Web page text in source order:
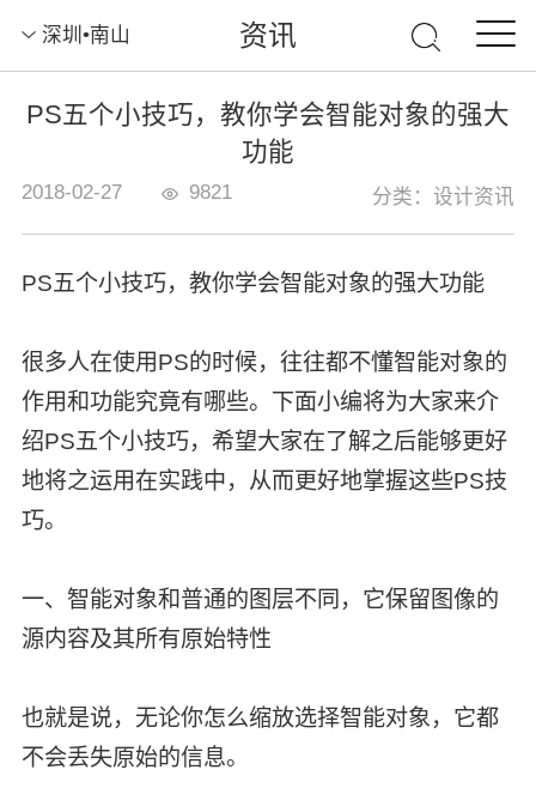
深圳•南山 资讯
PS五个小技巧，教你学会智能对象的强大
功能
2018-02-27 9821 分类：设计资讯
PS五个小技巧，教你学会智能对象的强大功能
很多人在使用PS的时候，往往都不懂智能对象的
作用和功能究竟有哪些。下面小编将为大家来介
绍PS五个小技巧，希望大家在了解之后能够更好
地将之运用在实践中，从而更好地掌握这些PS技
巧。
一、智能对象和普通的图层不同，它保留图像的
源内容及其所有原始特性
也就是说，无论你怎么缩放选择智能对象，它都
不会丢失原始的信息。